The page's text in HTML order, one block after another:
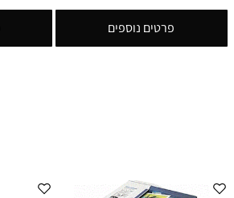
פרטים נוספים